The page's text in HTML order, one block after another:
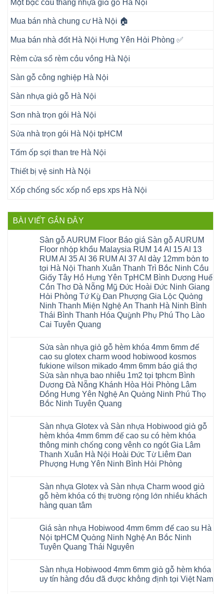
Mặt bậc cầu thang nhựa giả gỗ Hà Nội
Mua bán nhà chung cư Hà Nội 🏠
Mua bán nhà đất Hà Nội Hưng Yên Hải Phòng ✅
Rèm cửa sổ rèm cầu vồng Hà Nội
Sàn gỗ công nghiệp Hà Nội
Sàn nhựa giả gỗ Hà Nội
Sơn nhà trọn gói Hà Nội
Sửa nhà trọn gói Hà Nội tpHCM
Tấm ốp sợi than tre Hà Nội
Thiết bị vệ sinh Hà Nội
Xốp chống sốc xốp nổ eps xps Hà Nội
BÀI VIẾT GẦN ĐÂY
Sàn gỗ AURUM Floor Báo giá Sàn gỗ AURUM
Floor nhập khẩu Malaysia RUM 14 AI 15 AI 13
RUM AI 35 AI 36 RUM AI 37 AI dày 12mm bản to
tại Hà Nội Thanh Xuân Thanh Trì Bắc Ninh Cầu
Giấy Tây Hồ Hưng Yên TpHCM Bình Dương Huế
Cần Thơ Đà Nẵng Mỹ Đức Hoài Đức Ninh Giang
Hải Phòng Tứ Kỳ Đan Phượng Gia Lộc Quảng
Ninh Thanh Miện Nghệ An Thanh Hà Ninh Bình
Thái Bình Thanh Hóa Quỳnh Phụ Phú Thọ Lào
Cai Tuyên Quang
bình
luận
ở
Sàn
gỗ
AURUM
Floor
Báo
giá
Sàn
Floor
nhập
khẩu
Malaysia
RUM
14
AI
13
RUM
AI
35
AI
AI
37
AI
dày
12mm
to
tại
Hà
Nội
Sửa sàn nhựa giả gỗ hèm khóa 4mm 6mm đế
cao su glotex charm wood hobiwood kosmos
fukione wilson mikado 4mm 6mm báo giá thợ
Sửa sàn nhựa bao nhiêu 1m2 tại tphcm Bình
Dương Đà Nẵng Khánh Hòa Hải Phòng Lâm
Đồng Hưng Yên Nghệ An Quảng Ninh Phú Thọ
Bắc Ninh Tuyên Quang
bình
luận
ở
Sửa
sàn
nhựa
giả
khóa
4mm
6mm
đế
cao
charm
wood
hobiwood
kosmos
mikado
4mm
6mm
Sàn nhựa Glotex và Sàn nhựa Hobiwood giả gỗ
hèm khóa 4mm 6mm đế cao su có hèm khóa
thông minh chống cong vênh co ngót Gia Lâm
Thanh Xuân Hà Nội Hoài Đức Từ Liêm Đan
Phượng Hưng Yên Ninh Bình Hải Phòng
bình
luận
ở
Sàn
và
Sàn
nhựa
Hobiwood
giả
khóa
4mm
6mm
Sàn nhựa Glotex và Sàn nhựa Charm wood giả
gỗ hèm khóa có thị trường rộng lớn nhiều khách
hàng quan tâm
bình
luận
ở
Sàn
và
Sàn
nhựa
Giá sàn nhựa Hobiwood 4mm 6mm đế cao su Hà
Nội tpHCM Quảng Ninh Nghệ An Bắc Ninh
Tuyên Quang Thái Nguyên
bình
luận
ở
Sàn nhựa Hobiwood 4mm 6mm giả gỗ hèm khóa
uy tín hàng đầu đã được khẳng định tại Việt Nam